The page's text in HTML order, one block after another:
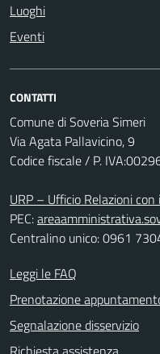
Luoghi
Eventi
CONTATTI
Comune di Soveria Simeri
Via Agata Pallavicino, 9
Codice fiscale / P.
URP – Ufficio Relazioni con
PEC:
Centralino unico: 0961
Leggi le FAQ
Prenotazione
Segnalazione disservizio